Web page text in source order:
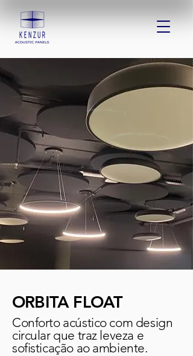
ORBITA FLOAT
Conforto acústico com design
circular que traz leveza e
sofisticação ao ambiente.